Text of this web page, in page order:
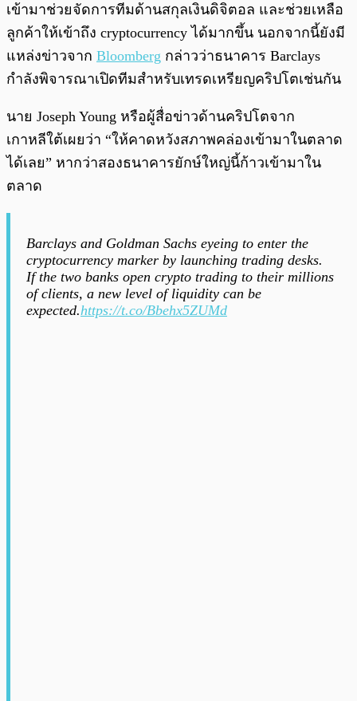
เข้ามาช่วยจัดการทีมด้านสกุลเงินดิจิตอล และช่วยเหลือ
ลูกค้าให้เข้าถึง cryptocurrency ได้มากขึ้น นอกจากนี้ยังมี
แหล่งข่าวจาก Bloomberg กล่าวว่าธนาคาร Barclays
กำลังพิจารณาเปิดทีมสำหรับเทรดเหรียญคริปโตเช่นกัน
นาย Joseph Young หรือผู้สื่อข่าวด้านคริปโตจาก
เกาหลีใต้เผยว่า “ให้คาดหวังสภาพคล่องเข้ามาในตลาด
ได้เลย” หากว่าสองธนาคารยักษ์ใหญ่นี้ก้าวเข้ามาใน
ตลาด
Barclays and Goldman Sachs eyeing to enter the
cryptocurrency marker by launching trading desks.
If the two banks open crypto trading to their millions
of clients, a new level of liquidity can be
expected.https://t.co/Bbehx5ZUMd